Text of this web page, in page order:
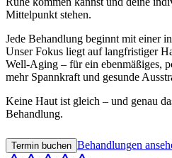
Mittelpunkt stehen.
Jede Behandlung beginnt mit einer
Unser Fokus liegt auf langfristiger
Well-Aging – für ein ebenmäßiges,
mehr Spannkraft und gesunde
Keine Haut ist gleich – und genau
Behandlung.
Termin buchen Behandlungen